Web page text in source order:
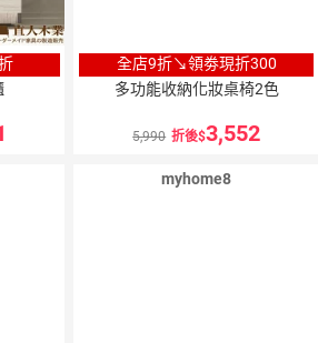
全店9折↘領劵現折300
多功能收納化妝桌椅2色
5,990 折後 3,552
myhome8